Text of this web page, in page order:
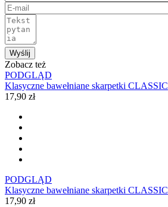
Wyślij
Zobacz też
PODGLĄD
Klasyczne bawełniane skarpetki CLASSIC
17,90 zł
PODGLĄD
Klasyczne bawełniane skarpetki CLASSIC
17,90 zł